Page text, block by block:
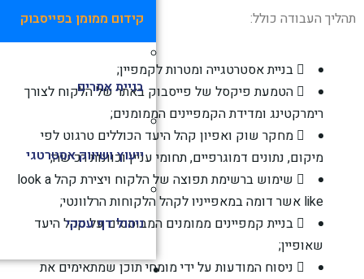
קידום ממומן בפייסבוק
בניית אתרים
ייעוץ ושיווק אסטרטגי
ניהול דף עסקי
העבודה כולל:
בניית אסטרטגייה ומטרות לקמפיין;
הטמעת פיקסל של פייסבוק באתר של הלקוח לצורך
רימרקטינג ומדידת הקמפיינים הממומנים;
מחקר שוק ואפיון קהל היעד הכוללים טרגוט לפי
מיקום, נתונים דמוגרפיים, תחומי עניין וכוונות רכישה;
שימוש ברשימת תפוצה של הלקוח ויצירת קהל look a
בניית קמפיינים ממומנים המבוססים על קהל היעד
שאופיין;
ניסוח המודעות על ידי מומחי תוכן שמתאימים את